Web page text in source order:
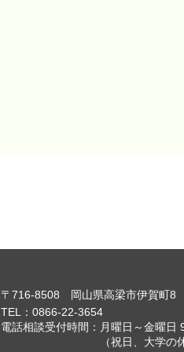
〒716-8508 岡山県高梁市伊賀町8
TEL：0866-22-3654
電話相談受付時間：月曜日～金曜日
（祝日、大学の休業日